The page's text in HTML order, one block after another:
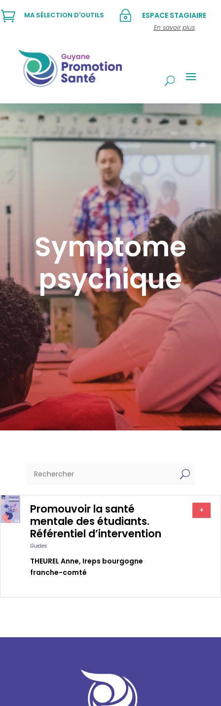
~ ESPACE STAGIAIRE
En savoir plus
 MA SÉLECTION D'OUTILS
Symptome
psychique
U
Promouvoir la santé
mentale des étudiants.
Référentiel d’intervention
Guides
THEUREL Anne, Ireps bourgogne
franche-comté
+